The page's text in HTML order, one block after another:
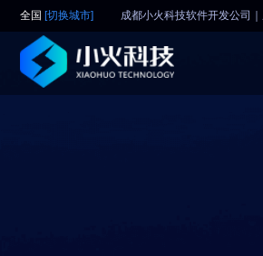
全国 [切换城市] 成都小火科技软件开发公司